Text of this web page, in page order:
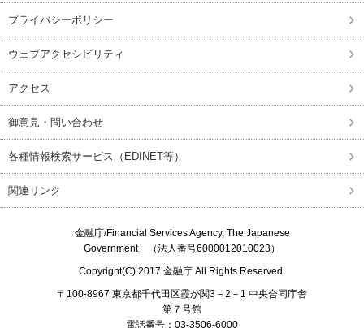
プライバシーポリシー
ウェブアクセシビリティ
アクセス
御意見・問い合わせ
各種情報検索サービス（EDINET等）
関連リンク
金融庁/Financial Services Agency, The Japanese
Government（法人番号6000012010023）
Copyright(C) 2017 金融庁 All Rights Reserved.
〒100-8967 東京都千代田区霞が関3－2－1 中央合同庁舎
第７号館
電話番号：03-3506-6000